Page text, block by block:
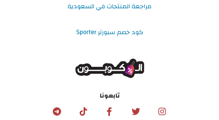
مراجعة المنتجات في السعودية
كود خصم سبورتر Sporter
تابعونا